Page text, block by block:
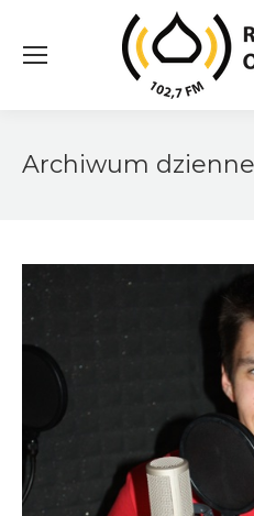
Archiwum